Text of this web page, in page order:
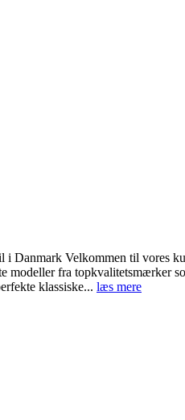
Danmark Velkommen til vores
modeller fra topkvalitetsmærker
klassiske... læs mere